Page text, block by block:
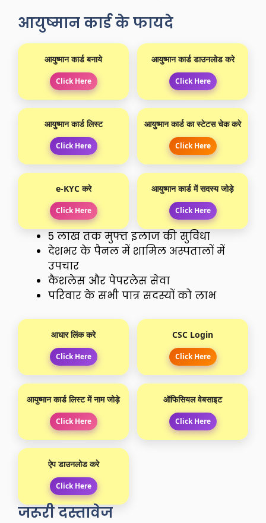
आयुष्मान कार्ड के फायदे
आयुष्मान कार्ड बनाये
Click Here
आयुष्मान कार्ड डाउनलोड करे
Click Here
आयुष्मान कार्ड लिस्ट
Click Here
आयुष्मान कार्ड का स्टेटस चेक करे
Click Here
e-KYC करे
Click Here
आयुष्मान कार्ड में सदस्य जोड़े
Click Here
₹5 लाख तक मुफ्त इलाज की सुविधा
देशभर के पैनल में शामिल अस्पतालों में
उपचार
कैशलेस और पेपरलेस सेवा
परिवार के सभी पात्र सदस्यों को लाभ
आधार लिंक करे
Click Here
CSC Login
Click Here
आयुष्मान कार्ड लिस्ट में नाम जोड़े
Click Here
ऑफिसियल वेबसाइट
Click Here
ऐप डाउनलोड करे
Click Here
जरूरी दस्तावेज